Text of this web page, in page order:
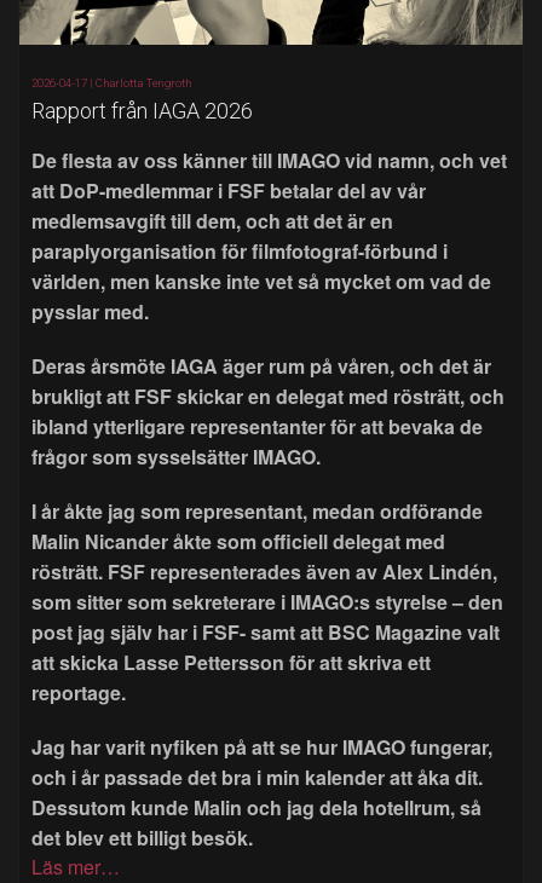
2026-04-17 | Charlotta Tengroth
Rapport från IAGA 2026
De flesta av oss känner till IMAGO vid namn, och vet
att DoP-medlemmar i FSF betalar del av vår
medlemsavgift till dem, och att det är en
paraplyorganisation för filmfotograf-förbund i
världen, men kanske inte vet så mycket om vad de
pysslar med.
Deras årsmöte IAGA äger rum på våren, och det är
brukligt att FSF skickar en delegat med rösträtt, och
ibland ytterligare representanter för att bevaka de
frågor som sysselsätter IMAGO.
I år åkte jag som representant, medan ordförande
Malin Nicander åkte som officiell delegat med
rösträtt. FSF representerades även av Alex Lindén,
som sitter som sekreterare i IMAGO:s styrelse – den
post jag själv har i FSF- samt att BSC Magazine valt
att skicka Lasse Pettersson för att skriva ett
reportage.
Jag har varit nyfiken på att se hur IMAGO fungerar,
och i år passade det bra i min kalender att åka dit.
Dessutom kunde Malin och jag dela hotellrum, så
det blev ett billigt besök.
Läs mer…